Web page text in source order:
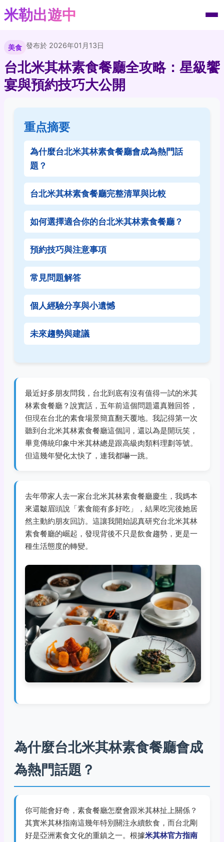
米勒出遊中
美食 發布於 2026年01月13日
台北米其林素食餐廳全攻略：星級饗
宴與預約技巧大公開
重点摘要
為什麼台北米其林素食餐廳會成為熱門話
題？
台北米其林素食餐廳完整清單與比較
如何選擇適合你的台北米其林素食餐廳？
預約技巧與注意事項
常見問題解答
個人經驗分享與小遺憾
未來趨勢與建議
最近好多朋友問我，台北到底有沒有值得一試的米其
林素食餐廳？說實話，五年前這個問題還真難回答，
但現在台北的素食場景簡直翻天覆地。我記得第一次
聽到台北米其林素食餐廳這個詞，還以為是開玩笑，
畢竟傳統印象中米其林總是跟高級肉類料理劃等號。
但這幾年變化太快了，連我都嚇一跳。
去年帶家人去一家台北米其林素食餐廳慶生，我媽本
來還皺眉頭說「素食能有多好吃」，結果吃完後她居
然主動約朋友回訪。這讓我開始認真研究台北米其林
素食餐廳的崛起，發現背後不只是飲食趨勢，更是一
種生活態度的轉變。
為什麼台北米其林素食餐廳會成
為熱門話題？
你可能會好奇，素食餐廳怎麼會跟米其林扯上關係？
其實米其林指南這幾年特別關注永續飲食，而台北剛
好是亞洲素食文化的重鎮之一。根據米其林官方指南